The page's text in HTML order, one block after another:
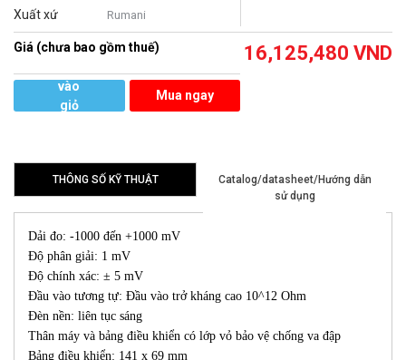
Xuất xứ Rumani
Giá (chưa bao gồm thuế) 16,125,480 VND
vào
giỏ
Mua ngay
THÔNG SỐ KỸ THUẬT
Catalog/datasheet/Hướng dẫn
sử dụng
Dải đo: -1000 đến +1000 mV
Độ phân giải: 1 mV
Độ chính xác: ± 5 mV
Đầu vào tương tự: Đầu vào trở kháng cao 10^12 Ohm
Đèn nền: liên tục sáng
Thân máy và bảng điều khiển có lớp vỏ bảo vệ chống va đập
Bảng điều khiển: 141 x 69 mm